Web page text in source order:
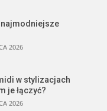
2026
w stylizacjach
je łączyć?
2026